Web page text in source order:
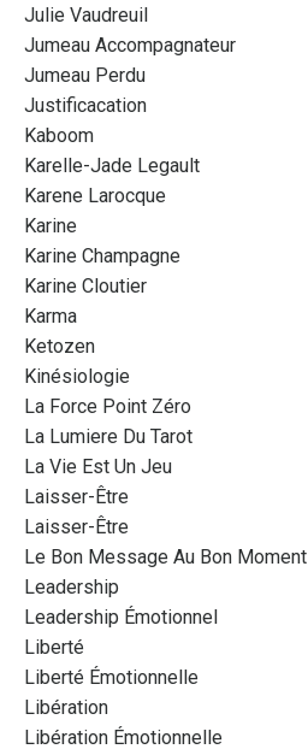
Julie Vaudreuil
Jumeau Accompagnateur
Jumeau Perdu
Justificacation
Kaboom
Karelle-Jade Legault
Karene Larocque
Karine
Karine Champagne
Karine Cloutier
Karma
Ketozen
Kinésiologie
La Force Point Zéro
La Lumiere Du Tarot
La Vie Est Un Jeu
Laisser-Être
Laisser-Être
Le Bon Message Au Bon Moment
Leadership
Leadership Émotionnel
Liberté
Liberté Émotionnelle
Libération
Libération Émotionnelle